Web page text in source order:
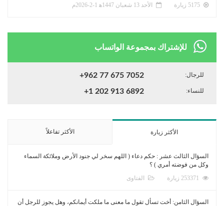
الأحد 13 شعبان 1447ﻫ 1-2-2026م
للإشتراك بمجموعة الواتساب
للرجال: +962 77 675 7052
للنساء: +1 202 913 6892
الأكثر زيارة الأكثر تفاعلاً
السؤال الثالث عشر : حكم دعاء ( اللهم سخر لي جنود الأرض وملائكة السماء
وكل من فوضته أمري ) ؟
الفتاوى
السؤال الثامن: أخت تسأل تقول ما معنى ما ملكت أيمانكم، وهل يجوز للرجل أن